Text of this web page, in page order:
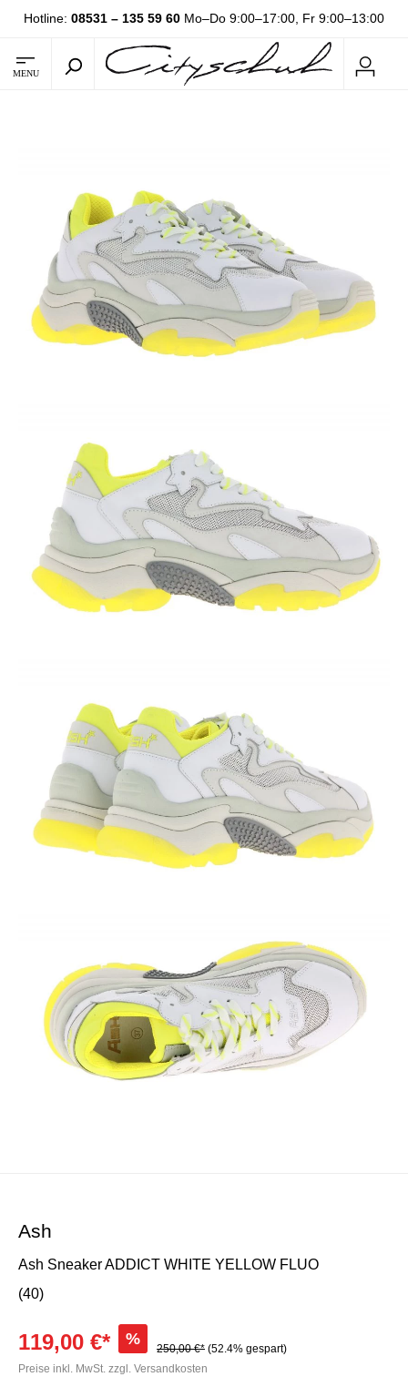
Hotline: 08531 – 135 59 60 Mo–Do 9:00–17:00, Fr 9:00–13:00
MENU
Ash
Ash Sneaker ADDICT WHITE YELLOW FLUO
(40)
119,00 €* %
250,00 €* (52.4% gespart)
Preise inkl. MwSt. zzgl. Versandkosten